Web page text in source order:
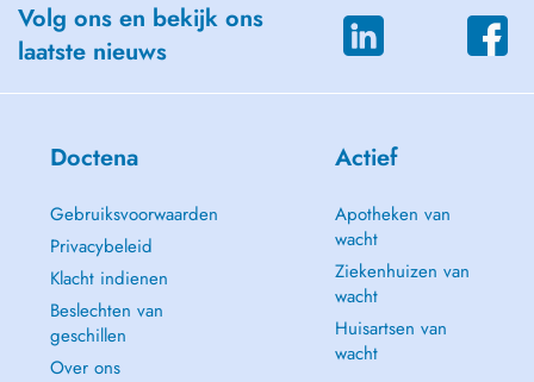
Volg ons en bekijk ons
laatste nieuws
Doctena
Gebruiksvoorwaarden
Privacybeleid
Klacht indienen
Beslechten van
geschillen
Over ons
Actief
Apotheken van
wacht
Ziekenhuizen van
wacht
Huisartsen van
wacht